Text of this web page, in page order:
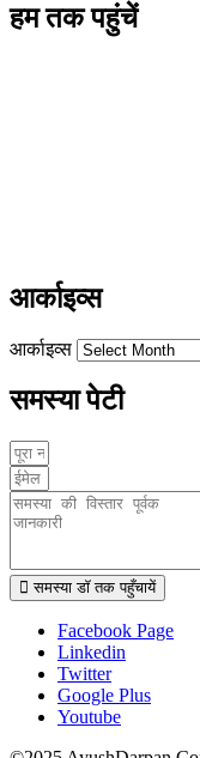
हम तक पहुंचें
आर्काइव्स
आर्काइव्स
समस्या पेटी
समस्या डॉ तक पहुँचायें
Facebook Page
Linkedin
Twitter
Google Plus
Youtube